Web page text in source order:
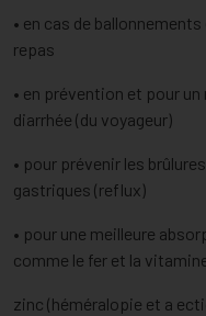
• en cas de
repas
• en prévention et pour
diarrhée (du voyageur)
• pour prévenir les
gastriques (reflux)
• pour une meilleure
comme le fer et la
zinc (héméralopie et a